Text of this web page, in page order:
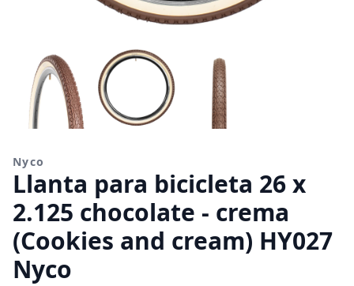
Nyco
Llanta para bicicleta 26 x
2.125 chocolate - crema
(Cookies and cream) HY027
Nyco